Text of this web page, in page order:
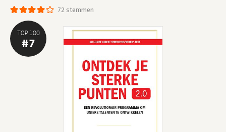
TOP 100
#7
72 stemmen